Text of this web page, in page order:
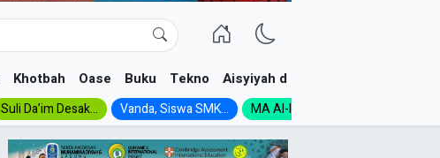
Khotbah Oase Buku Tekno Aisyiyah dan NA
Suli Da’im Desak... Vanda, Siswa SMK... MA Al-Ishlah Gelar...